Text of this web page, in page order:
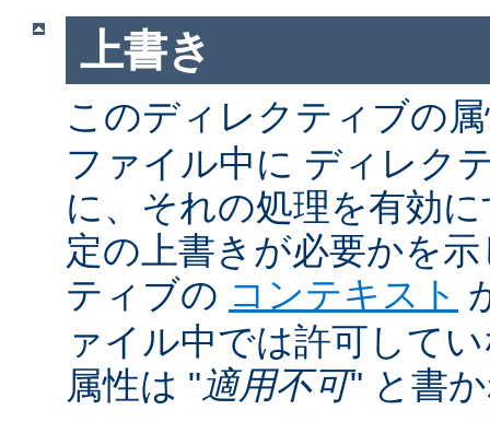
上書き
このディレクティブの
ファイル中に ディレク
に、それの処理を有効
定の上書きが必要かを
ティブの コンテキスト
ァイル中では許可して
属性は "適用不可" と書